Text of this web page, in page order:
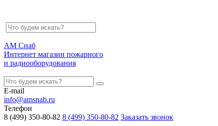
АМ Снаб
Интернет магазин пожарного
и радиооборудования
E-mail
info@amsnab.ru
Телефон
8 (499) 350-80-82 8 (499) 350-80-82 Заказать звонок